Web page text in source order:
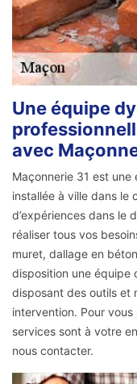
Une équipe
avec
Maçonnerie 31 est
installée à ville dans le
d’expériences dans le
réaliser tous vos
muret, dallage en
disposition une équipe
disposant des outils et
intervention. Pour
services sont à votre
nous contacter.